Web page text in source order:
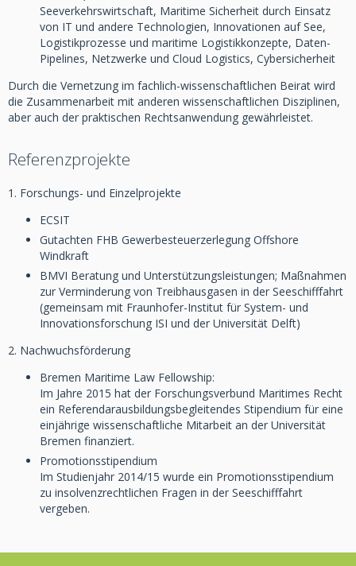
Seeverkehrswirtschaft, Maritime Sicherheit durch Einsatz
von IT und andere Technologien, Innovationen auf See,
Logistikprozesse und maritime Logistikkonzepte, Daten-
Pipelines, Netzwerke und Cloud Logistics, Cybersicherheit
Durch die Vernetzung im fachlich-wissenschaftlichen Beirat wird
die Zusammenarbeit mit anderen wissenschaftlichen Disziplinen,
aber auch der praktischen Rechtsanwendung gewährleistet.
Referenzprojekte
1. Forschungs- und Einzelprojekte
ECSIT
Gutachten FHB Gewerbesteuerzerlegung Offshore
Windkraft
BMVI Beratung und Unterstützungsleistungen; Maßnahmen
zur Verminderung von Treibhausgasen in der Seeschifffahrt
(gemeinsam mit Fraunhofer-Institut für System- und
Innovationsforschung ISI und der Universität Delft)
2. Nachwuchsförderung
Bremen Maritime Law Fellowship:
Im Jahre 2015 hat der Forschungsverbund Maritimes Recht
ein Referendarausbildungsbegleitendes Stipendium für eine
einjährige wissenschaftliche Mitarbeit an der Universität
Bremen finanziert.
Promotionsstipendium
Im Studienjahr 2014/15 wurde ein Promotionsstipendium
zu insolvenzrechtlichen Fragen in der Seeschifffahrt
vergeben.